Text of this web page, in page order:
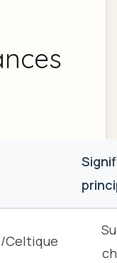
Celtique